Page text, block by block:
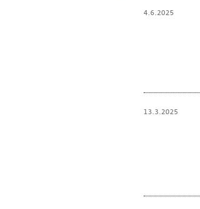
4.6.2025
13.3.2025